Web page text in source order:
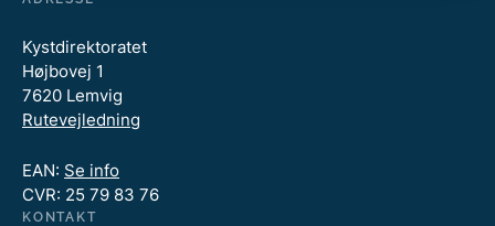
Kystdirektoratet
Højbovej 1
7620 Lemvig
Rutevejledning
EAN: Se info
CVR: 25 79 83 76
KONTAKT